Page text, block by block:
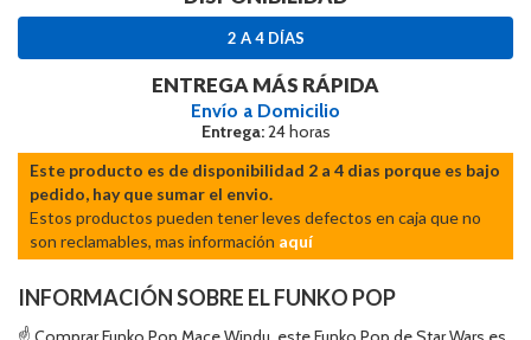
2 A 4 DÍAS
ENTREGA MÁS RÁPIDA
Envío a Domicilio
Entrega:24 horas
Este producto es de disponibilidad 2 a 4 dias porque es bajo
pedido, hay que sumar el envio.
Estos productos pueden tener leves defectos en caja que no
son reclamables, mas información aquí
INFORMACIÓN SOBRE EL FUNKO POP